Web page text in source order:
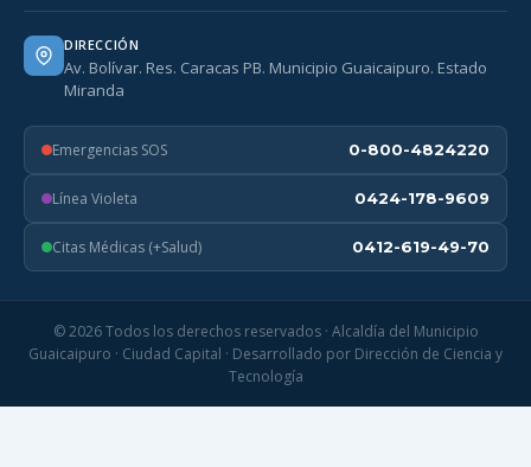
DIRECCIÓN
Av. Bolívar. Res. Caracas PB. Municipio Guaicaipuro. Estado
Miranda
Emergencias SOS 0-800-4824220
Línea Violeta 0424-178-9609
Citas Médicas (+Salud) 0412-619-49-70
© 2026 Todos los derechos reservados · Alcaldía del Municipio
Guaicaipuro · Ciudad Capital · Desarrollado por Dirección de Ciencia y
Tecnología